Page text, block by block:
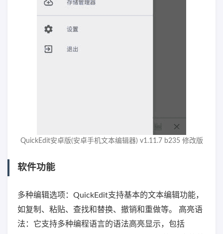
QuickEdit安卓版(安卓手机文本编辑器) v1.11.7 b235 修改版
软件功能
多种编辑选项：QuickEdit支持基本的文本编辑功能，
如复制、粘贴、查找和替换、撤销和重做等。 高亮语
法：它支持多种编程语言的语法高亮显示，包括